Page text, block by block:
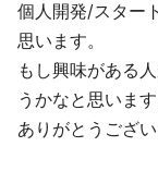
個人開発/スター
思います。
もし興味がある
うかなと思います
ありがとうござい